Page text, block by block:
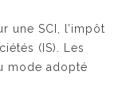
une SCI, l’impôt
(IS). Les
mode adopté